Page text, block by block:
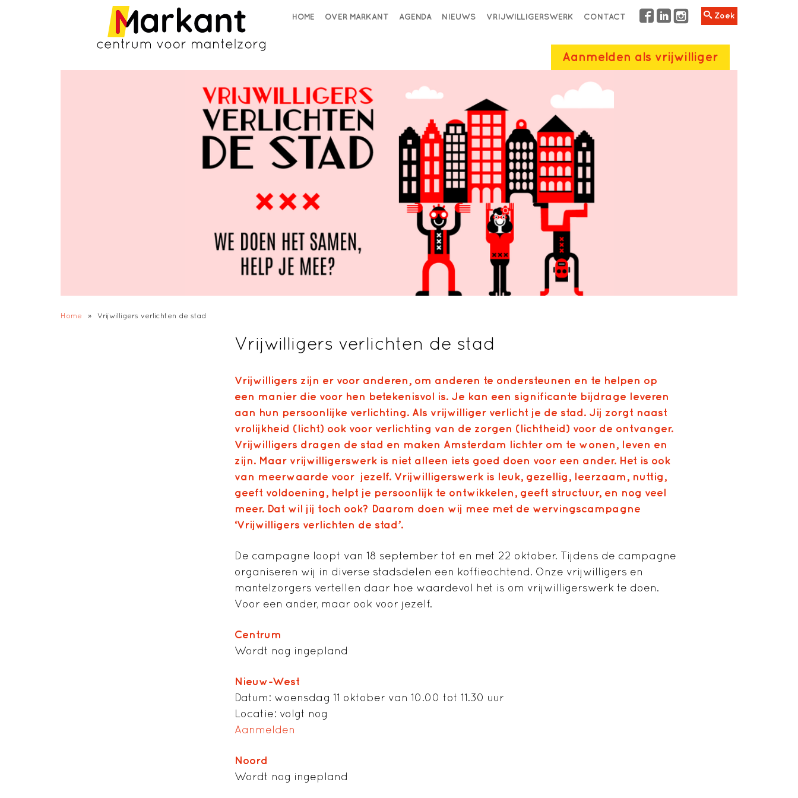
HOME OVER MARKANT AGENDA NIEUWS VRIJWILLIGERSWERK CONTACT Zoek
Aanmelden als vrijwilliger
Home » Vrijwilligers verlichten de stad
Vrijwilligers verlichten de stad
Vrijwilligers zijn er voor anderen, om anderen te ondersteunen en te helpen op
een manier die voor hen betekenisvol is. Je kan een significante bijdrage leveren
aan hun persoonlijke verlichting. Als vrijwilliger verlicht je de stad. Jij zorgt naast
vrolijkheid (licht) ook voor verlichting van de zorgen (lichtheid) voor de ontvanger.
Vrijwilligers dragen de stad en maken Amsterdam lichter om te wonen, leven en
zijn. Maar vrijwilligerswerk is niet alleen iets goed doen voor een ander. Het is ook
van meerwaarde voor jezelf. Vrijwilligerswerk is leuk, gezellig, leerzaam, nuttig,
geeft voldoening, helpt je persoonlijk te ontwikkelen, geeft structuur, en nog veel
meer. Dat wil jij toch ook? Daarom doen wij mee met de wervingscampagne
‘Vrijwilligers verlichten de stad’.
De campagne loopt van 18 september tot en met 22 oktober. Tijdens de campagne
organiseren wij in diverse stadsdelen een koffieochtend. Onze vrijwilligers en
mantelzorgers vertellen daar hoe waardevol het is om vrijwilligerswerk te doen.
Voor een ander, maar ook voor jezelf.
Centrum
Wordt nog ingepland
Nieuw-West
Datum: woensdag 11 oktober van 10.00 tot 11.30 uur
Locatie: volgt nog
Aanmelden
Noord
Wordt nog ingepland